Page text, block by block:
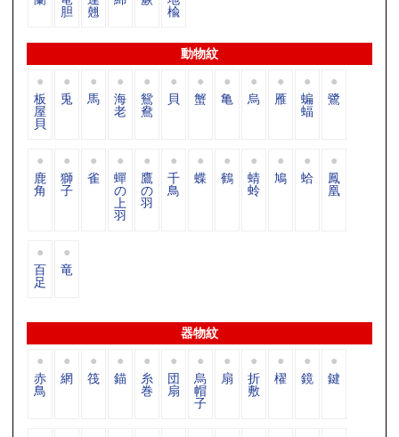
胆 翹 楡
動物紋
板
屋
貝
兎 馬 海
老
鴛
鴦
貝 蟹 亀 烏 雁 蝙
蝠
鷺
鹿
角
獅
子
雀 蟬
の
上
羽
鷹
の
羽
千
鳥
蝶 鶴 蜻
蛉
鳩 蛤 鳳
凰
百
足
竜
器物紋
赤
鳥
網 筏 錨 糸
巻
団
扇
烏
帽
子
扇 折
敷
櫂 鏡 鍵